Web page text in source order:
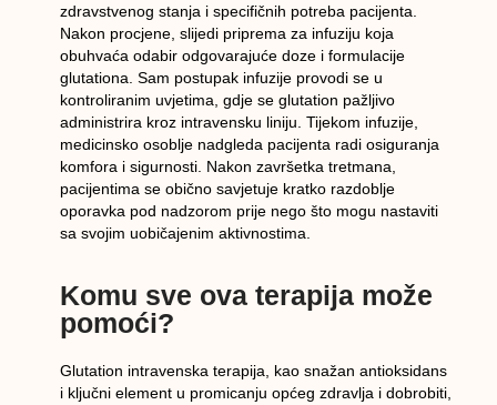
zdravstvenog stanja i specifičnih potreba pacijenta.
Nakon procjene, slijedi priprema za infuziju koja
obuhvaća odabir odgovarajuće doze i formulacije
glutationa. Sam postupak infuzije provodi se u
kontroliranim uvjetima, gdje se glutation pažljivo
administrira kroz intravensku liniju. Tijekom infuzije,
medicinsko osoblje nadgleda pacijenta radi osiguranja
komfora i sigurnosti. Nakon završetka tretmana,
pacijentima se obično savjetuje kratko razdoblje
oporavka pod nadzorom prije nego što mogu nastaviti
sa svojim uobičajenim aktivnostima.
Komu sve ova terapija može
pomoći?
Glutation intravenska terapija, kao snažan antioksidans
i ključni element u promicanju općeg zdravlja i dobrobiti,